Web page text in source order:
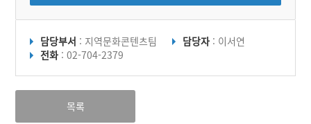
고 있다.
담당부서 : 지역문화콘텐츠팀 담당자 : 이서연
전화 : 02-704-2379
목록